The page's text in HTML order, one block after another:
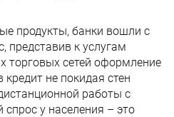
продукты, банки вошли с
представив к услугам
торговых сетей оформление
не покидая стен
работы с
у населения – это